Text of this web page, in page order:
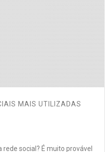
MAIS UTILIZADAS
social? É muito provável